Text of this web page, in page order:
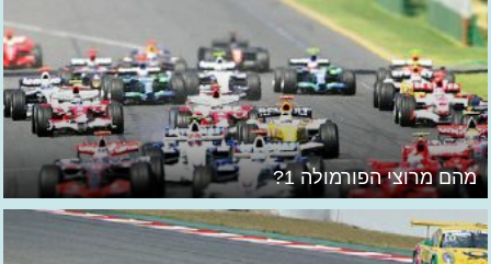
מהם מרוצי הפורמולה 1?